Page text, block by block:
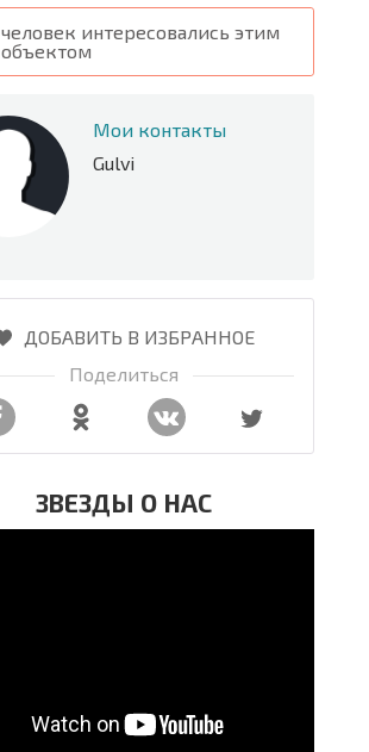
человек интересовались этим
объектом
Мои контакты
Gulvi
ДОБАВИТЬ В ИЗБРАННОЕ
Поделиться
ЗВЕЗДЫ О НАС